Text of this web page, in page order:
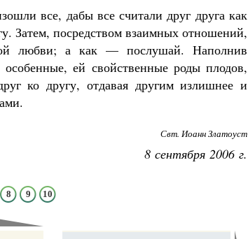
все, дабы все считали друг друга как
Затем, посредством взаимных отношений,
любви; а как — послушай. Наполнив
ей свойственные роды плодов,
ко другу, отдавая другим излишнее и
Свт. Иоанн Златоуст
8 сентября 2006 г.
8 9 10